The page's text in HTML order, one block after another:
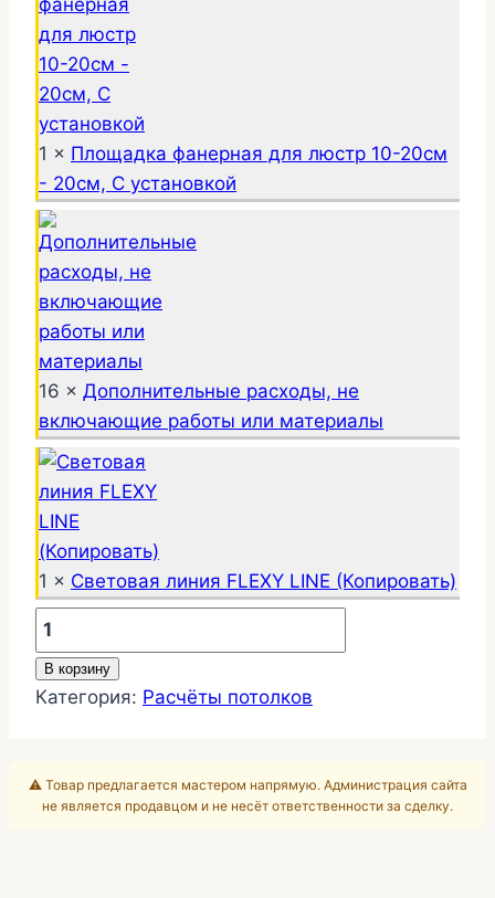
1 × Площадка фанерная для люстр 10-20см
- 20см, С установкой
16 × Дополнительные расходы, не
включающие работы или материалы
1 × Световая линия FLEXY LINE (Копировать)
Количество
товара
Потолок
10м2
В корзину
Категория: Расчёты потолков
⚠️ Товар предлагается мастером напрямую. Администрация сайта
не является продавцом и не несёт ответственности за сделку.